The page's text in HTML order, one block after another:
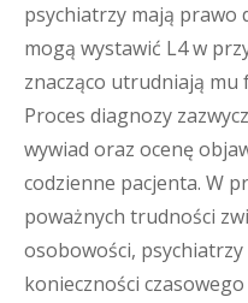
psychiatrzy mają prawo
mogą wystawić L4 w
znacząco utrudniają mu
Proces diagnozy
wywiad oraz ocenę
codzienne pacjenta. W
poważnych trudności
osobowości,
konieczności